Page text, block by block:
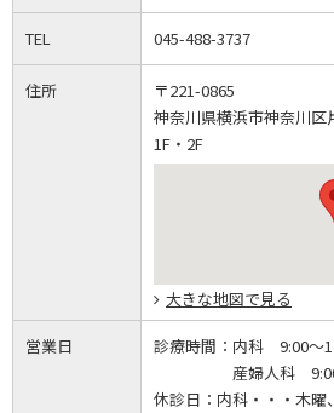
TEL 045-488-3737
住所
〒221-0865
神奈川県横浜市神奈川区
1F・2F
大きな地図で見る
営業日 診療時間： 内科 9:00～
産婦人科
休診日： 内科・・・木